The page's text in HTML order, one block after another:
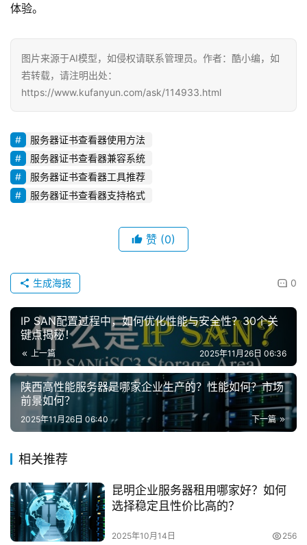
体验。
图片来源于AI模型，如侵权请联系管理员。作者：酷小编，如
若转载，请注明出处：
https://www.kufanyun.com/ask/114933.html
服务器证书查看器使用方法
服务器证书查看器兼容系统
服务器证书查看器工具推荐
服务器证书查看器支持格式
赞 (0)
0
生成海报
IP SAN配置过程中，如何优化性能与安全性？30个关
键点揭秘！
上一篇 2025年11月26日 06:36
陕西高性能服务器是哪家企业生产的？性能如何？市场
前景如何？
下一篇
2025年11月26日 06:40
相关推荐
昆明企业服务器租用哪家好？如何
选择稳定且性价比高的？
2025年10月14日 256